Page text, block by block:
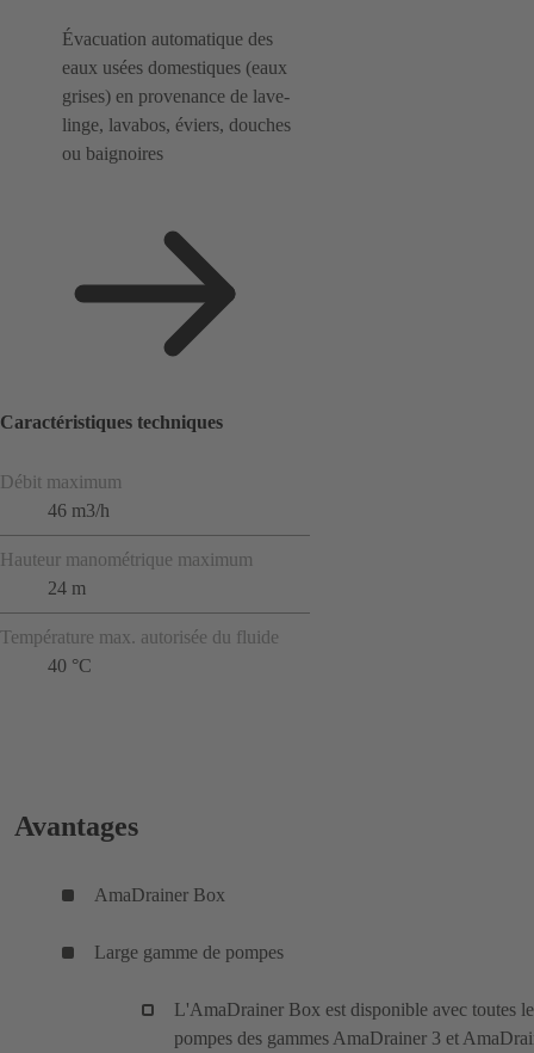
Évacuation automatique des
eaux usées domestiques (eaux
grises) en provenance de lave-
linge, lavabos, éviers, douches
ou baignoires
Caractéristiques techniques
Débit maximum
46 m3/h
Hauteur manométrique maximum
24 m
Température max. autorisée du fluide
40 °C
Avantages
AmaDrainer Box
Large gamme de pompes
L'AmaDrainer Box est disponible avec toutes
pompes des gammes AmaDrainer 3 et